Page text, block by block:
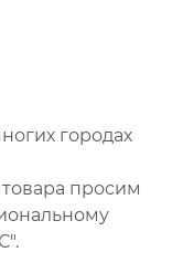
городах
просим